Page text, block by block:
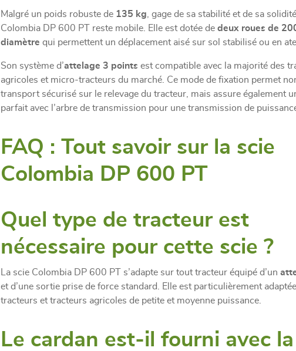
Malgré un poids robuste de 135 kg , gage de sa stabilité et de sa
Colombia DP 600 PT reste mobile. Elle est dotée de deux roues de
diamètre qui permettent un déplacement aisé sur sol stabilisé ou en
Son système d’attelage 3 points est compatible avec la majorité des
agricoles et micro-tracteurs du marché. Ce mode de fixation permet
transport sécurisé sur le relevage du tracteur, mais assure également
parfait avec l’arbre de transmission pour une transmission de
FAQ : Tout savoir sur la scie
Colombia DP 600 PT
Quel type de tracteur est
nécessaire pour cette scie ?
La scie Colombia DP 600 PT s’adapte sur tout tracteur équipé d’un
et d’une sortie prise de force standard. Elle est particulièrement
tracteurs et tracteurs agricoles de petite et moyenne puissance.
Le cardan est-il fourni avec la